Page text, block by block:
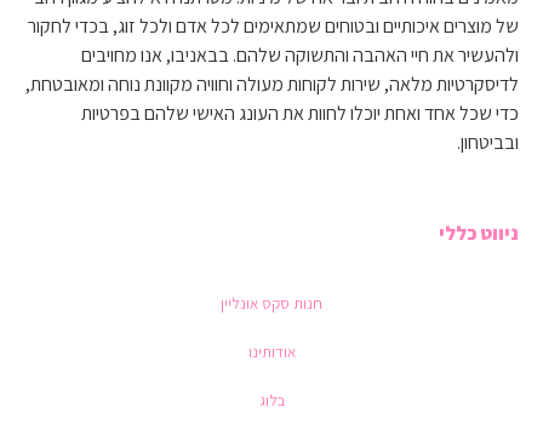
של מוצרים איכותיים ובטוחים שמתאימים לכל אדם ולכל זוג, בכדי לחקור
ולהעשיר את חיי האהבה והתשוקה שלהם. בבאניבו, אנו מחויבים
לדיסקרטיות מלאה, שירות לקוחות מעולה וחוויה מקוונת נוחה ומאובטחת,
כדי שכל אחד ואחת יוכלו לחוות את העונג האישי שלהם בפרטיות
ובביטחון.
ניווט כללי
חנות סקס אונליין
אודותינו
בלוג